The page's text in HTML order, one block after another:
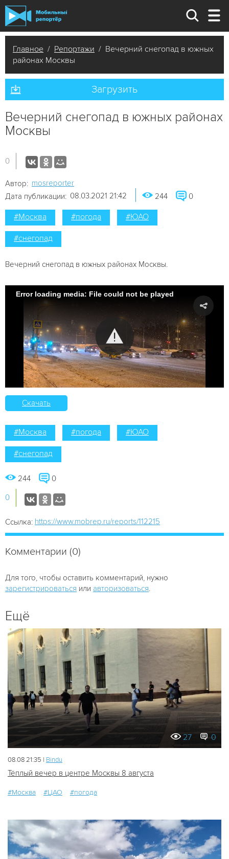
Главное / Репортажи / Вечерний снегопад в южных
районах Москвы
Загрузить
Вечерний снегопад в южных районах
Москвы
0
Автор: mosreporter
Дата публикации: 08.03.2021 21:42 244 0
#Москва #погода #ЮАО
#снегопад
Вечерний снегопад в южных районах Москвы.
Error loading media: File could not be played
Скачать
#Москва #погода #ЮАО
#снегопад
244 0
0
Ссылка: https://www.mobrep.ru/reports/112215
Комментарии (0)
Для того, чтобы оставить комментарий, нужно
зарегистрироваться или авторизоваться
Ещё
27 0
08.08 21:35 | Bindu
Тёплый вечер в центре Москвы 8 августа
#Москва #ЦАО #погода